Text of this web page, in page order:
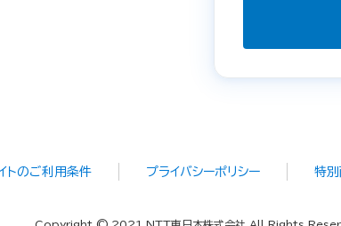
トのご利用条件 プライバシーポリシー 特